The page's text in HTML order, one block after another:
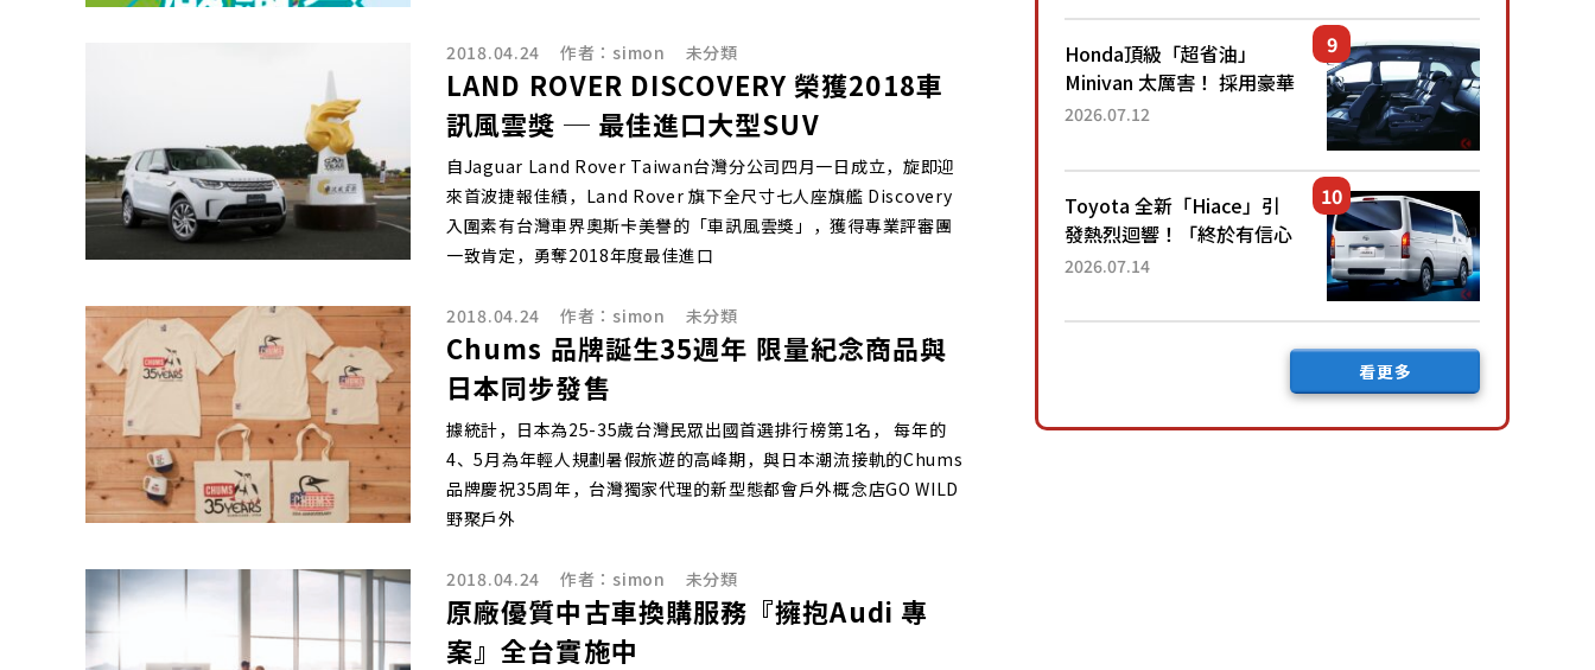
2018.04.24 作者： simon 未分類
LAND ROVER DISCOVERY 榮獲2018車
訊風雲獎 ─ 最佳進口大型SUV
自Jaguar Land Rover Taiwan台灣分公司四月一日成立，旋即迎
來首波捷報佳績，Land Rover 旗下全尺寸七人座旗艦 Discovery
入圍素有台灣車界奧斯卡美譽的「車訊風雲獎」，獲得專業評審團
一致肯定，勇奪2018年度最佳進口
2018.04.24 作者： simon 未分類
Chums 品牌誕生35週年 限量紀念商品與
日本同步發售
據統計，日本為25-35歲台灣民眾出國首選排行榜第1名， 每年的
4、5月為年輕人規劃暑假旅遊的高峰期，與日本潮流接軌的Chums
品牌慶祝35周年，台灣獨家代理的新型態都會戶外概念店GO WILD
野聚戶外
2018.04.24 作者： simon 未分類
原廠優質中古車換購服務『擁抱Audi 專
案』全台實施中
運動化「底盤設定」！還配
備專屬豪華...
Honda頂級「超省油」
Minivan 太厲害！ 採用豪華
「真皮座椅」與專屬「黑色
公里，兼具優異節能表現與
舒適「三...
2026.07.12
Toyota 全新「Hiace」引
發熱烈迴響！「終於有信心
下訂了！」「哪個等級交車
後竟然還要等「超過半年」
2026.07.14
看更多